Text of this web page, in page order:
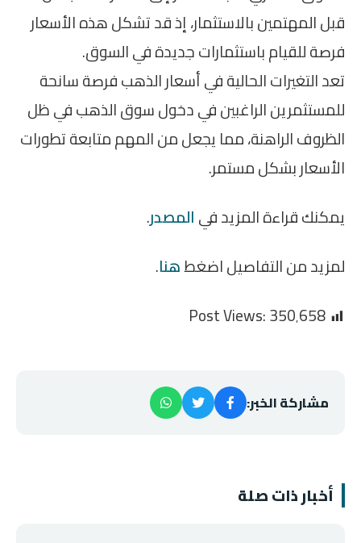
قبل المهتمين بالاستثمار، إذ قد تشكل هذه الأسعار
فرصة للقيام باستثمارات جديدة في السوق.
تعد التغيرات الحالية في أسعار الذهب فرصة سانحة
للمستثمرين الراغبين في دخول سوق الذهب في ظل
الظروف الراهنة، مما يجعل من المهم متابعة تطورات
الأسعار بشكل مستمر.
يمكنك قراءة المزيد فيالمصدر.
لمزيد من التفاصيل اضغطهنا.
Post Views:350٬658
مشاركة الخبر:
أخبار ذات صلة